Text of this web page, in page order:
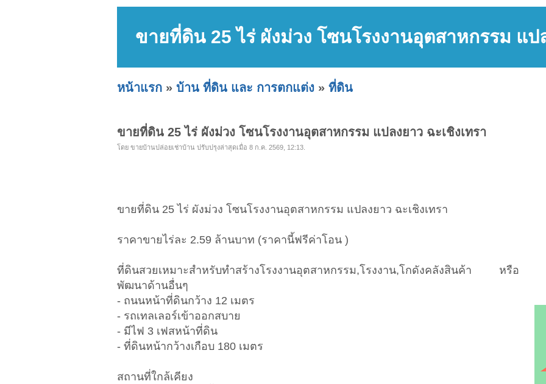
ขายที่ดิน 25 ไร่ ผังม่วง โซนโรงงานอุตสาหกรรม แป
หน้าแรก » บ้าน ที่ดิน และ การตกแต่ง » ที่ดิน
ขายที่ดิน 25 ไร่ ผังม่วง โซนโรงงานอุตสาหกรรม แปลงยาว ฉะเชิงเทรา
โดย ขายบ้านปล่อยเช่าบ้าน ปรับปรุงล่าสุดเมื่อ 8 ก.ค. 2569, 12:13.
ขายที่ดิน 25 ไร่ ผังม่วง โซนโรงงานอุตสาหกรรม แปลงยาว ฉะเชิงเทรา
ราคาขายไร่ละ 2.59 ล้านบาท (ราคานี้ฟรีค่าโอน )
ที่ดินสวยเหมาะสำหรับทำสร้างโรงงานอุตสาหกรรม,โรงงาน,โกดังคลังสินค้า หรือ
พัฒนาด้านอื่นๆ
- ถนนหน้าที่ดินกว้าง 12 เมตร
- รถเทลเลอร์เข้าออกสบาย
- มีไฟ 3 เฟสหน้าที่ดิน
- ที่ดินหน้ากว้างเกือบ 180 เมตร
สถานที่ใกล้เคียง